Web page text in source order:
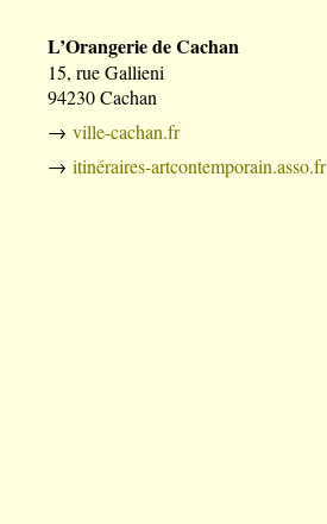
L’Orangerie de Cachan
15, rue Gallieni
94230 Cachan
→ ville-cachan.fr
→ itinéraires-artcontemporain.asso.fr